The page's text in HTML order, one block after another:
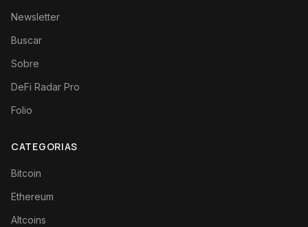
Newsletter
Buscar
Sobre
DeFi Radar Pro
Folio
CATEGORIAS
Bitcoin
Ethereum
Altcoins